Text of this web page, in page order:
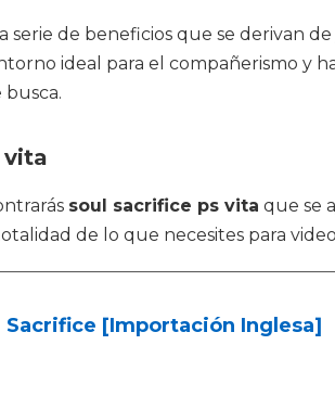
de beneficios que se derivan
ideal para el compañerismo y
busca.
vita
soul sacrifice ps vita que se
de lo que necesites para
Sacrifice [Importación Inglesa]